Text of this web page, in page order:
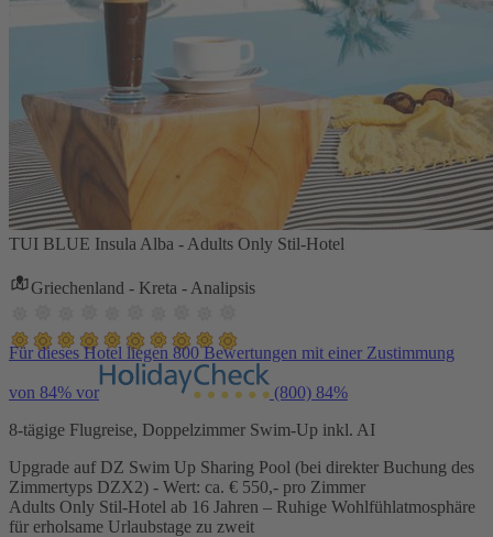
TUI BLUE Insula Alba - Adults Only Stil-Hotel
Griechenland - Kreta - Analipsis
Für dieses Hotel liegen 800 Bewertungen mit einer Zustimmung
von 84% vor (800) 84%
8-tägige Flugreise, Doppelzimmer Swim-Up inkl. AI
Upgrade auf DZ Swim Up Sharing Pool (bei direkter Buchung des
Zimmertyps DZX2) - Wert: ca. € 550,- pro Zimmer
Adults Only Stil-Hotel ab 16 Jahren – Ruhige Wohlfühlatmosphäre
für erholsame Urlaubstage zu zweit